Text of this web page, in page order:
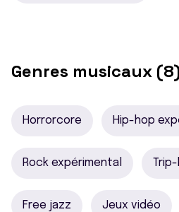
Genres musicaux (8)
Horrorcore Hip-hop
Rock expérimental
Free jazz Jeux vidéo